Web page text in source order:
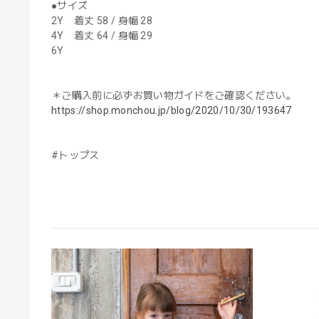
●サイズ
2Y 着丈 58 / 身幅 28
4Y 着丈 64 / 身幅 29
6Y
＊ご購入前に必ずお買い物ガイドをご確認ください。
https://shop.monchou.jp/blog/2020/10/30/193647
#トップス